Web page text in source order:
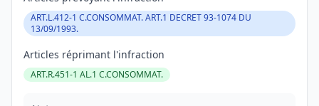
ART.L.412-1 C.CONSOMMAT. ART.1 DECRET 93-1074 DU
13/09/1993.
Articles réprimant l'infraction
ART.R.451-1 AL.1 C.CONSOMMAT.